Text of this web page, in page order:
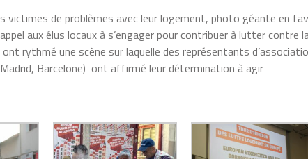
victimes de problèmes avec leur logement, photo géante en
aux élus locaux à s’engager pour contribuer à lutter contre
rythmé une scène sur laquelle des représentants
Barcelone) ont affirmé leur détermination à agir